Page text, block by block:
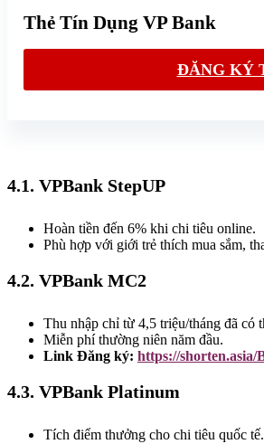
Thẻ Tín Dụng VP Bank
ĐĂNG KÝ
4.1. VPBank StepUP
Hoàn tiền đến 6% khi chi tiêu online.
Phù hợp với giới trẻ thích mua sắm,
4.2. VPBank MC2
Thu nhập chỉ từ 4,5 triệu/tháng đã có
Miễn phí thường niên năm đầu.
Link Đăng ký: https://shorten.asia/
4.3. VPBank Platinum
Tích điểm thưởng cho chi tiêu quốc tế.